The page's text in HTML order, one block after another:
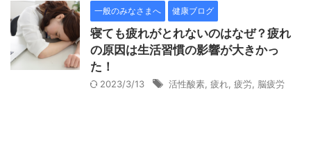
一般のみなさまへ 健康ブログ
寝ても疲れがとれないのはなぜ？疲れ
の原因は生活習慣の影響が大きかっ
た！
2023/3/13 活性酸素 疲れ 疲労 脳疲労